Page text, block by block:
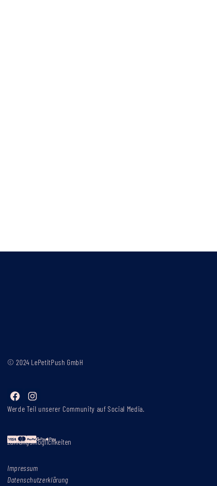
Werde Teil unserer Community auf Social Media.
Zahlungsmöglichkeiten
Impressum
Datenschutzerklärung
© 2024 LePetitPush GmbH